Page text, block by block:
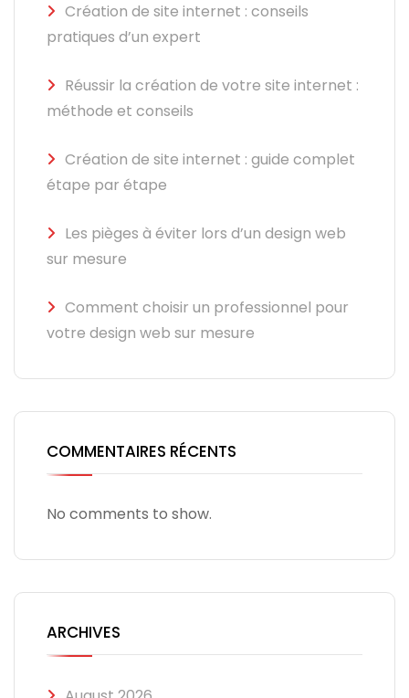
Création de site internet : conseils
pratiques d’un expert
Réussir la création de votre site internet :
méthode et conseils
Création de site internet : guide complet
étape par étape
Les pièges à éviter lors d’un design web
sur mesure
Comment choisir un professionnel pour
votre design web sur mesure
COMMENTAIRES RÉCENTS
No comments to show.
ARCHIVES